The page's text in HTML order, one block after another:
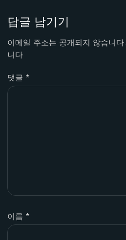
답글 남기기
이메일 주소는 공개되지 않습니다.
니다
댓글 *
이름 *